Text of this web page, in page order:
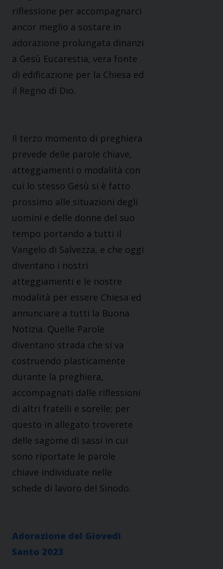
riflessione per accompagnarci
ancor meglio a sostare in
adorazione prolungata dinanzi
a Gesù Eucarestia, vera fonte
di edificazione per la Chiesa ed
il Regno di Dio.
Il terzo momento di preghiera
prevede delle parole chiave,
atteggiamenti o modalità con
cui lo stesso Gesù si è fatto
prossimo alle situazioni degli
uomini e delle donne del suo
tempo portando a tutti il
Vangelo di Salvezza, e che oggi
diventano i nostri
atteggiamenti e le nostre
modalità per essere Chiesa ed
annunciare a tutti la Buona
Notizia. Quelle Parole
diventano strada che si va
costruendo plasticamente
durante la preghiera,
accompagnati dalle riflessioni
di altri fratelli e sorelle; per
questo in allegato troverete
delle sagome di sassi in cui
sono riportate le parole
chiave individuate nelle
schede di lavoro del Sinodo.
Adorazione del Giovedì
Santo 2023